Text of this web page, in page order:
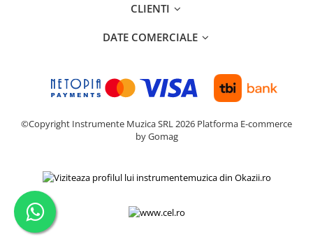
CLIENTI
DATE COMERCIALE
©Copyright Instrumente Muzica SRL 2026 Platforma E-commerce
by Gomag